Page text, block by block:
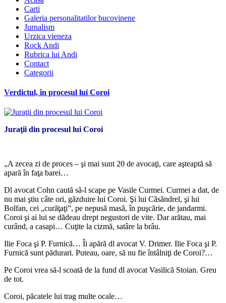
Carti
Galeria personalitatilor bucovinene
Jurnalism
Urzica vieneza
Rock Andi
Rubrica lui Andi
Contact
Categorii
Verdictul, în procesul lui Coroi
Juraţii din procesul lui Coroi
„A zecea zi de proces – şi mai sunt 20 de avocaţi, care aşteaptă să
apară în faţa barei…
Dl avocat Cohn caută să-l scape pe Vasile Curmei. Curmei a dat, de
nu mai ştiu câte ori, găzduire lui Coroi. Şi lui Căsăndrel, şi lui
Bolfan, cei „curăţaţi”, pe nepusă masă, în puşcărie, de jandarmi.
Coroi şi ai lui se dădeau drept negustori de vite. Dar arătau, mai
curând, a casapi… Cuţite la cizmă, satâre la brâu.
Ilie Foca şi P. Furnică… Îi apără dl avocat V. Drimer. Ilie Foca şi P.
Furnică sunt pădurari. Puteau, oare, să nu fie întâlniţi de Coroi?…
Pe Coroi vrea să-l scoată de la fund dl avocat Vasilică Stoian. Greu
de tot.
Coroi, păcatele lui trag multe ocale…